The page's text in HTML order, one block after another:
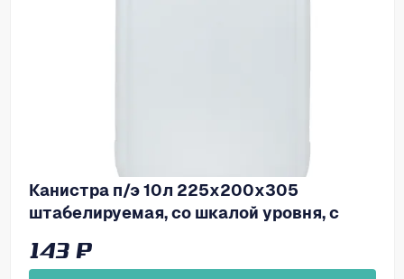
Канистра п/э 10л 225х200х305
штабелируемая, со шкалой уровня, с
143 ₽